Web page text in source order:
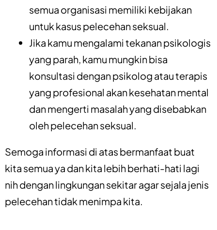
semua organisasi memiliki kebijakan
untuk kasus pelecehan seksual.
Jika kamu mengalami tekanan psikologis
yang parah, kamu mungkin bisa
konsultasi dengan psikolog atau terapis
yang profesional akan kesehatan mental
dan mengerti masalah yang disebabkan
oleh pelecehan seksual.
Semoga informasi di atas bermanfaat buat
kita semua ya dan kita lebih berhati-hati lagi
nih dengan lingkungan sekitar agar sejala jenis
pelecehan tidak menimpa kita.